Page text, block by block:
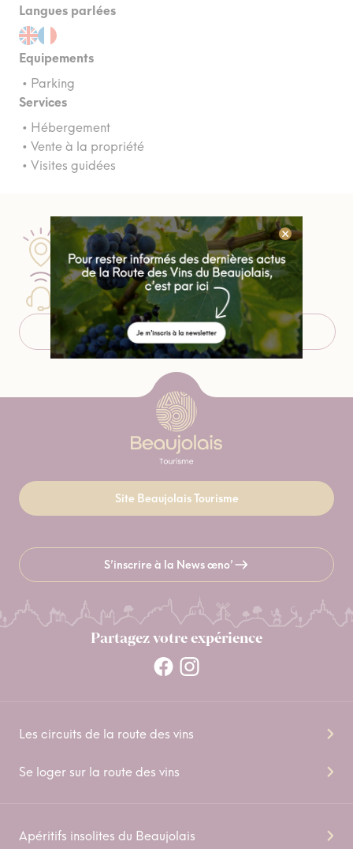
Langues parlées
Equipements
• Parking
Services
• Hébergement
• Vente à la propriété
• Visites guidées
Passez nous voir
Nos 5 points d'informations
Contactez un conseiller
04 74 07 27 40
Télécharger le roadbook
Site Beaujolais Tourisme
S’inscrire à la News œno’
Partagez votre expérience
Les circuits de la route des vins
Se loger sur la route des vins
Apéritifs insolites du Beaujolais